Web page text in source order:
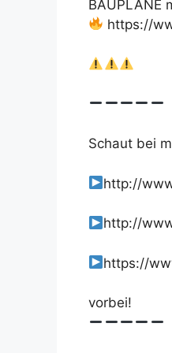
BAUPLÄNE
https://
Schaut bei
http://
http://
https://
vorbei!